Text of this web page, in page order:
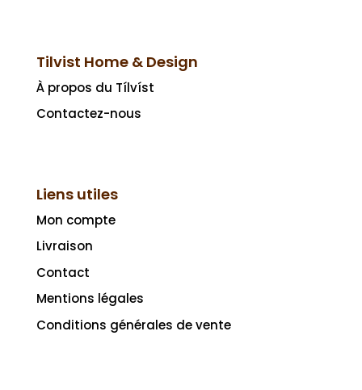
Tilvist Home & Design
À propos du Tílvíst
Contactez-nous
Liens utiles
Mon compte
Livraison
Contact
Mentions légales
Conditions générales de vente